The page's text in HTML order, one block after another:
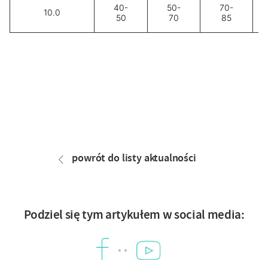
10.0
40-
50
50-
70
70-
85
powrót do listy aktualności
Podziel się tym artykułem w social media:
Facebook